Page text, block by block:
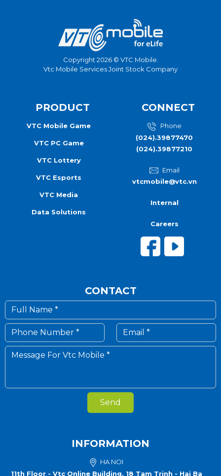
Copyright 2026 © VTC Mobile.
Vtc Mobile Services Joint Stock Company
PRODUCT
VTC Mobile Game
VTC PC Game
VTC Lottery
VTC Esports
VTC Media
Data Solutions
CONNECT
Phone
(024).39877470
(024).39877210
Email
vtcmobile@vtc.vn
Internal
Careers
CONTACT
Send
INFORMATION
HA NOI
11th Floor - Vtc Online Building, 18 Tam Trinh - Hai Ba